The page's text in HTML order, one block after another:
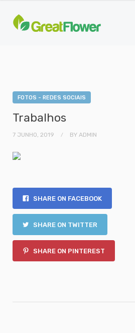
FOTOS - REDES SOCIAIS
Trabalhos
7 JUNHO, 2019 BY ADMIN
SHARE ON FACEBOOK
SHARE ON TWITTER
SHARE ON PINTEREST